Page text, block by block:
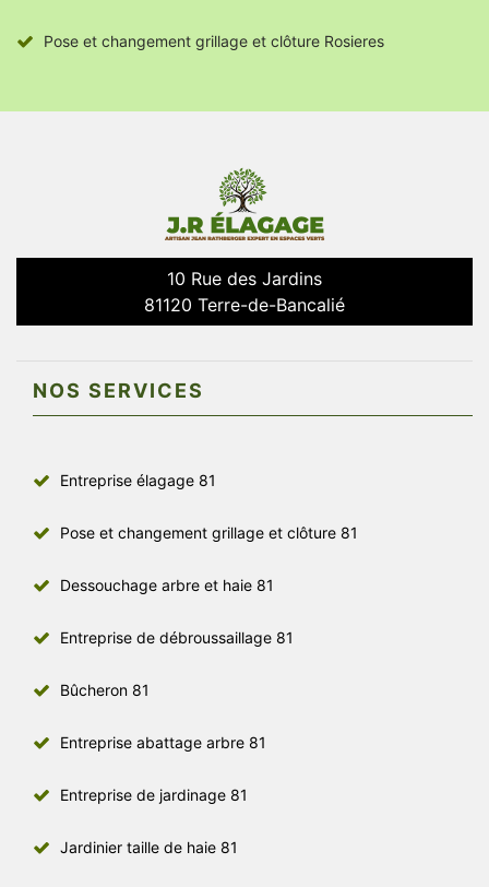
Pose et changement grillage et clôture Rosieres
10 Rue des Jardins
81120 Terre-de-Bancalié
NOS SERVICES
Entreprise élagage 81
Pose et changement grillage et clôture 81
Dessouchage arbre et haie 81
Entreprise de débroussaillage 81
Bûcheron 81
Entreprise abattage arbre 81
Entreprise de jardinage 81
Jardinier taille de haie 81